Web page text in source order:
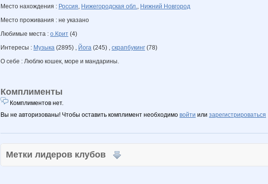
Место нахождения : Россия, Нижегородская обл., Нижний Новгород
Место проживания : не указано
Любимые места : о.Крит (4)
Интересы : Музыка (2895) , Йога (245) , скрапбукинг (78)
О себе : Люблю кошек, море и мандарины.
Комплименты
Комплиментов нет.
Вы не авторизованы! Чтобы оставить комплимент необходимо войти или зарегистрироваться
Метки лидеров клубов